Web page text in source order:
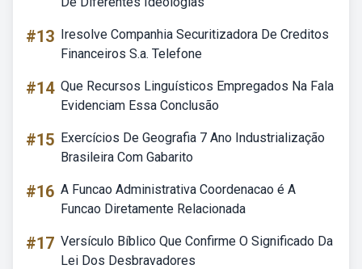
#13 Iresolve Companhia Securitizadora De Creditos
Financeiros S.a. Telefone
#14 Que Recursos Linguísticos Empregados Na Fala
Evidenciam Essa Conclusão
#15 Exercícios De Geografia 7 Ano Industrialização
Brasileira Com Gabarito
#16 A Funcao Administrativa Coordenacao é A
Funcao Diretamente Relacionada
#17 Versículo Bíblico Que Confirme O Significado Da
Lei Dos Desbravadores